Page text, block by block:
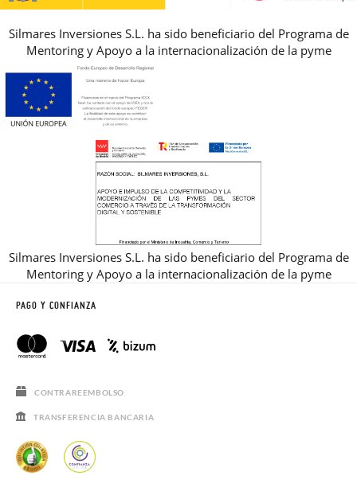
Silmares Inversiones S.L. ha sido beneficiario del Programa de
Mentoring y Apoyo a la internacionalización de la pyme
Silmares Inversiones S.L. ha sido beneficiario del Programa de
Mentoring y Apoyo a la internacionalización de la pyme
PAGO Y CONFIANZA
CONTRAREEMBOLSO
TRANSFERENCIA BANCARIA